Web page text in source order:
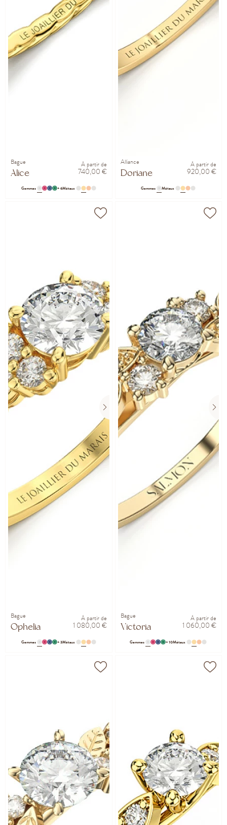
Bague
Alice
À partir de
740,00 €
Gemmes + 6Métaux
Alliance
Doriane
À partir de
920,00 €
Gemmes Métaux
Bague
Ophelia
À partir de
1 080,00 €
Gemmes + 3Métaux
Bague
Victoria
À partir de
1 060,00 €
Gemmes + 10Métaux